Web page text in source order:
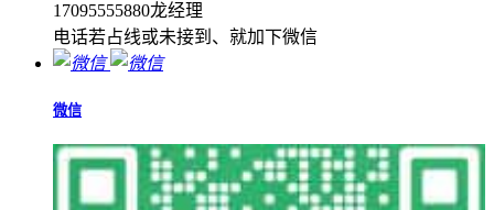
17095555880龙经理
电话若占线或未接到、就加下微信
微信